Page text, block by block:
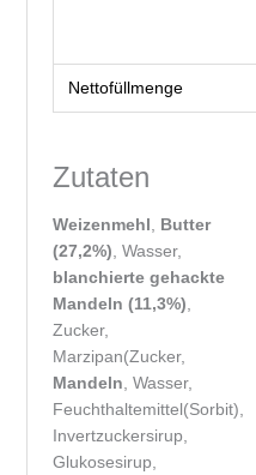
Nettofüllmenge
Zutaten
Weizenmehl, Butter
(27,2%), Wasser,
blanchierte gehackte
Mandeln (11,3%),
Zucker,
Marzipan(Zucker,
Mandeln, Wasser,
Feuchthaltemittel(Sorbit),
Invertzuckersirup,
Glukosesirup,